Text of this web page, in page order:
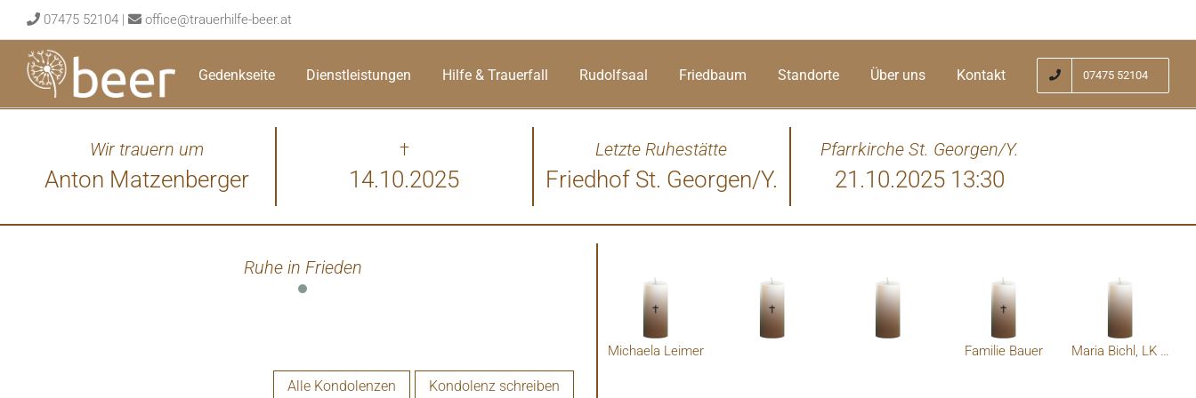
to
content
07475 52104 | office@trauerhilfe-beer.at
Gedenkseite Dienstleistungen Hilfe & Trauerfall Rudolfsaal Friedbaum Standorte Über uns Kontakt 07475 52104
Wir trauern um
Anton Matzenberger
†
14.10.2025
Letzte Ruhestätte
Friedhof St. Georgen/Y.
Pfarrkirche St. Georgen/Y.
21.10.2025 13:30
Ruhe in Frieden
Alle Kondolenzen Kondolenz schreiben
Michaela Leimer Familie Bauer Maria Bichl, LK Amstetten